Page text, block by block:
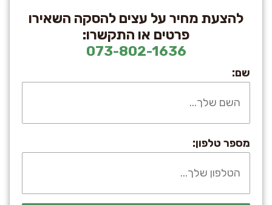
להצעת מחיר על עצים להסקה השאירו
פרטים או התקשרו:
073-802-1636
שם:
מספר טלפון: